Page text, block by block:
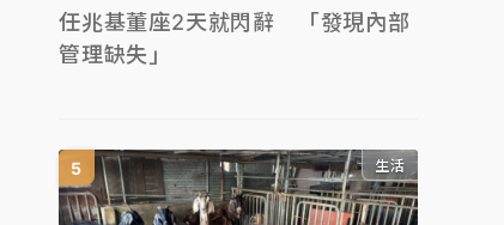
任兆基董座2天就閃辭 「發現內部
管理缺失」
生活